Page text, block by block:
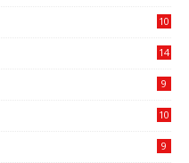
10
14
9
10
9